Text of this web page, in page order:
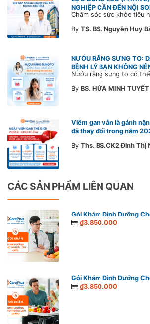
NGHIỆP CẦN ĐẾN NỘI
By TS. BS. Nguyễn Huy
NƯỚU RĂNG SƯNG TO:
BỆNH LÝ BẠN KHÔNG
By BS. HỨA MINH TUYẾT
Viêm gan vẫn là gánh
đã thay đổi trong năm
By Ths. BS.CK2 Đinh Thị
CÁC SẢN PHẨM LIÊN QUAN
Gói Khám Dinh Dưỡng
₫3.850.000
Gói Khám Dinh Dưỡng
₫3.850.000